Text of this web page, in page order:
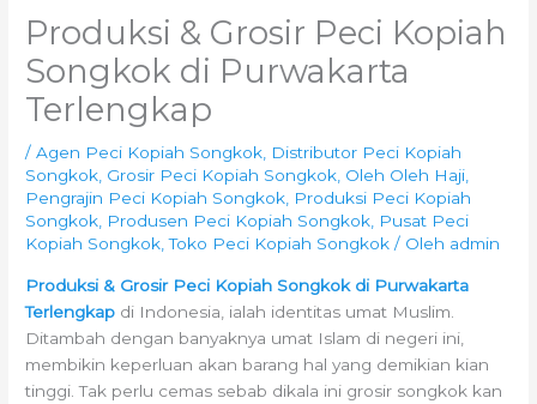
Produksi & Grosir Peci Kopiah
Songkok di Purwakarta
Terlengkap
/Agen Peci Kopiah Songkok Distributor Peci Kopiah
Songkok Grosir Peci Kopiah Songkok Oleh Oleh Haji
Pengrajin Peci Kopiah Songkok Produksi Peci Kopiah
Songkok Produsen Peci Kopiah Songkok Pusat Peci
Kopiah Songkok ,Toko Peci Kopiah Songkok / Oleh admin
Produksi & Grosir Peci Kopiah Songkok di Purwakarta
Terlengkap di Indonesia, ialah identitas umat Muslim.
Ditambah dengan banyaknya umat Islam di negeri ini,
membikin keperluan akan barang hal yang demikian kian
tinggi. Tak perlu cemas sebab dikala ini grosir songkok kan